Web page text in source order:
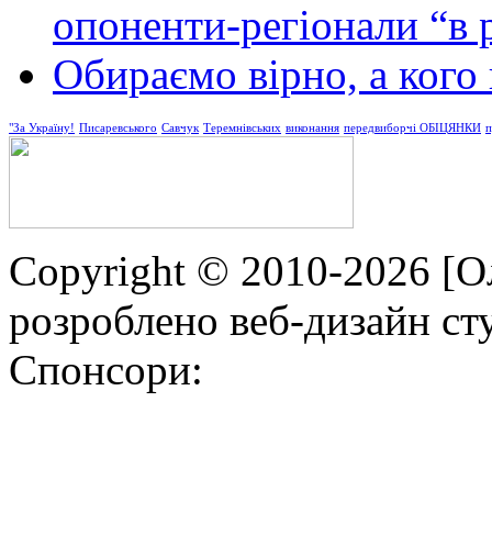
опоненти-регіонали “в
Обираємо вірно, а кого
"За Україну! Писаревського Савчук Теремнівських виконання передвиборчі ОБІЦЯНКИ
Copyright © 2010-2026
розроблено веб-дизайн
Спонсори: